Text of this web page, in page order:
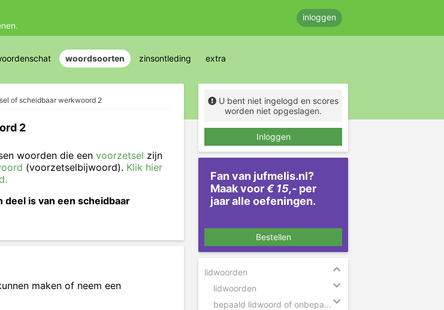
inloggen
woordsoorten zinsontleding extra
of scheidbaar werkwoord 2
2
woorden die een voorzetsel zijn
(voorzetselbijwoord). Klik hier
is van een scheidbaar
maken of neem een
U bent niet ingelogd en scores
worden niet opgeslagen.
Inloggen
Fan van jufmelis.nl?
Maak voor€ 15,- per
jaar alle oefeningen.
Bestellen
lidwoorden
lidwoorden
bepaald lidwoord of onbepaald lidwoord